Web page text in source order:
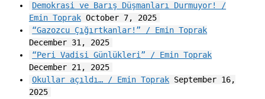
Demokrasi ve Barış Düşmanları Durmuyor! /
Emin ToprakOctober 7, 2025
“Gazozcu Çığırtkanlar!” / Emin Toprak
December 31, 2025
“Peri Vadisi Günlükleri” / Emin Toprak
December 21, 2025
Okullar açıldı… / Emin Toprak September 16,
2025